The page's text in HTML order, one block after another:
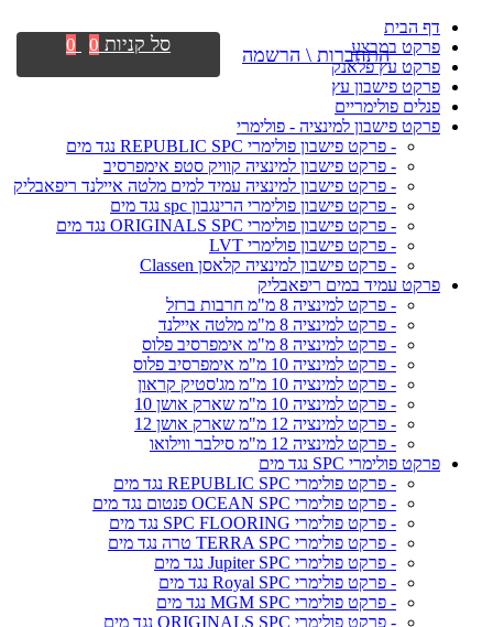
דף הבית
פרקט במבצע
פרקט עץ פלאנק
פרקט פישבון עץ
פנלים פולימריים
פרקט פישבון למינציה - פולימרי
- פרקט פישבון פולימרי REPUBLIC SPC נגד מים
- פרקט פישבון למינציה קוויק סטפ אימפרסיב
- פרקט פישבון למינציה עמיד למים מלטה איילנד ריפאבליק
- פרקט פישבון פולימרי הרינגבון spc נגד מים
- פרקט פישבון פולימרי ORIGINALS SPC נגד מים
- פרקט פישבון פולימרי LVT
- פרקט פישבון למינציה קלאסן Classen
פרקט עמיד במים ריפאבליק
- פרקט למינציה 8 מ"מ חרבות ברזל
- פרקט למינציה 8 מ"מ מלטה איילנד
- פרקט למינציה 8 מ"מ אימפרסיב פלוס
- פרקט למינציה 10 מ"מ אימפרסיב פלוס
- פרקט למינציה 10 מ"מ מג'סטיק קראון
- פרקט למינציה 10 מ"מ שארק אושן 10
- פרקט למינציה 12 מ"מ שארק אושן 12
- פרקט למינציה 12 מ"מ סילבר ווילואו
פרקט פולימרי SPC נגד מים
- פרקט פולימרי REPUBLIC SPC נגד מים
- פרקט פולימרי OCEAN SPC פנטום נגד מים
- פרקט פולימרי SPC FLOORING נגד מים
- פרקט פולימרי TERRA SPC טרה נגד מים
- פרקט פולימרי Jupiter SPC נגד מים
- פרקט פולימרי Royal SPC נגד מים
- פרקט פולימרי MGM SPC נגד מים
- פרקט פולימרי ORIGINALS SPC נגד מים
התחברות \ הרשמה סל קניות 0
0